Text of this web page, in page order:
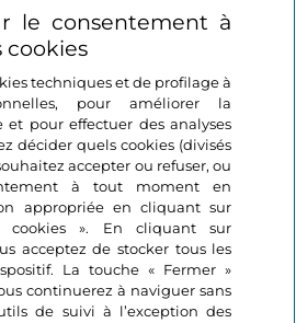
le consentement à
cookies
techniques et de profilage à
pour améliorer la
pour effectuer des analyses
décider quels cookies (divisés
accepter ou refuser, ou
à tout moment en
appropriée en cliquant sur
cookies ». En cliquant sur
acceptez de stocker tous les
La touche « Fermer »
continuerez à naviguer sans
de suivi à l’exception des